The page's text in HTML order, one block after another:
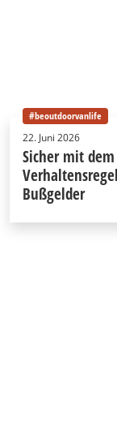
#beoutdoorvanlife
22. Juni 2026
Sicher mit
Bußgelder